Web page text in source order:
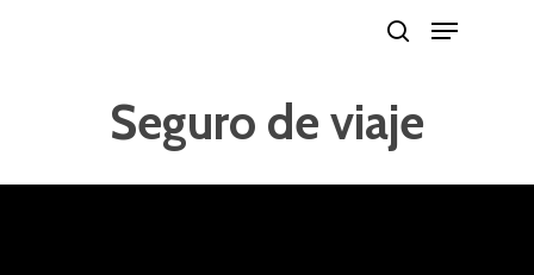
Hit enter to search or ESC to close
Seguro de viaje